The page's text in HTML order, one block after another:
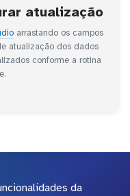
atualização
arrastando os campos
atualização dos dados
conforme a rotina
da